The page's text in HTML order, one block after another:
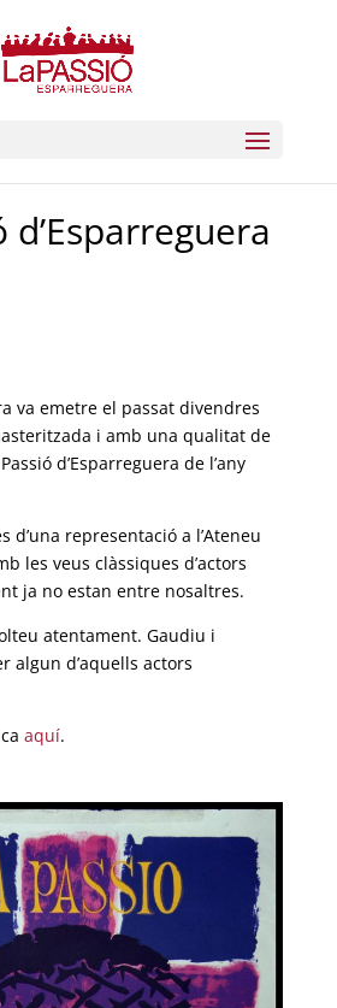
d’Esparreguera
va emetre el passat divendres
i amb una qualitat de
d’Esparreguera de l’any
d’una representació a l’Ateneu
les veus clàssiques d’actors
ja no estan entre nosaltres.
atentament. Gaudiu i
algun d’aquells actors
aquí.